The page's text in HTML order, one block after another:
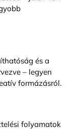
és a
– legyen
formázásról.
folyamatok
adj a